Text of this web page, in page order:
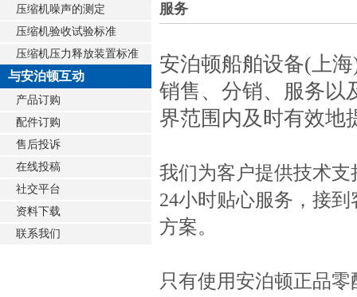
压缩机噪声的测定
压缩机验收试验标准
压缩机压力释放装置标准
与安泊顿互动
产品订购
配件订购
售后投诉
在线投稿
社交平台
资料下载
联系我们
服务
安泊顿船舶设备(上
销售、分销、服务以
界范围内及时有效地
我们为客户提供技术
24小时贴心服务，接
方案。
只有使用安泊顿正品